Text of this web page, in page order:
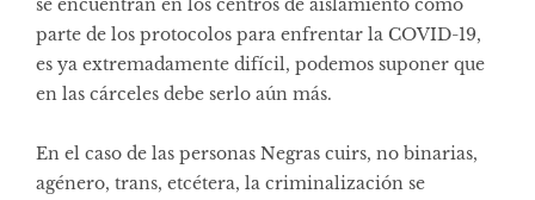
parte de los protocolos para enfrentar la COVID-19,
es ya extremadamente difícil, podemos suponer que
en las cárceles debe serlo aún más.
En el caso de las personas Negras cuirs, no binarias,
agénero, trans, etcétera, la criminalización se